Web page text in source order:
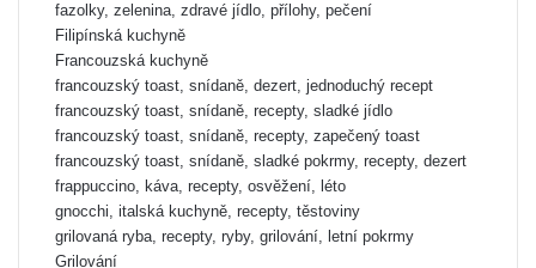
fazolky, zelenina, zdravé jídlo, přílohy, pečení
Filipínská kuchyně
Francouzská kuchyně
francouzský toast, snídaně, dezert, jednoduchý recept
francouzský toast, snídaně, recepty, sladké jídlo
francouzský toast, snídaně, recepty, zapečený toast
francouzský toast, snídaně, sladké pokrmy, recepty, dezert
frappuccino, káva, recepty, osvěžení, léto
gnocchi, italská kuchyně, recepty, těstoviny
grilovaná ryba, recepty, ryby, grilování, letní pokrmy
Grilování